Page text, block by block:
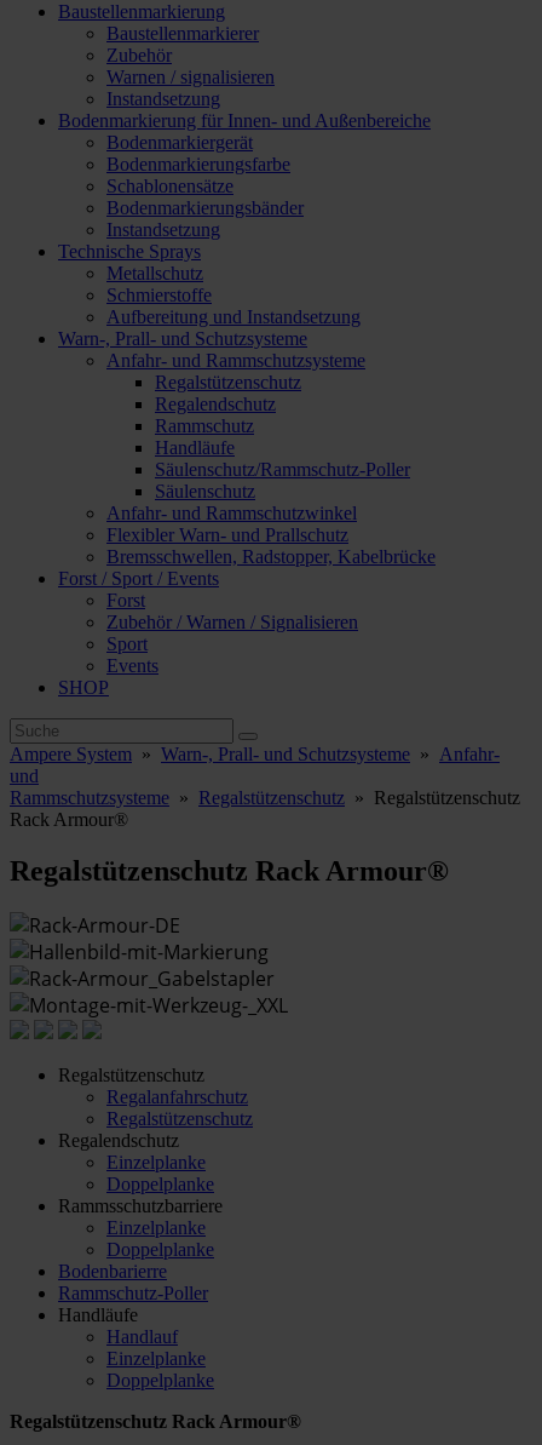
Baustellenmarkierung
Baustellenmarkierer
Zubehör
Warnen / signalisieren
Instandsetzung
Bodenmarkierung für Innen- und Außenbereiche
Bodenmarkiergerät
Bodenmarkierungsfarbe
Schablonensätze
Bodenmarkierungsbänder
Instandsetzung
Technische Sprays
Metallschutz
Schmierstoffe
Aufbereitung und Instandsetzung
Warn-, Prall- und Schutzsysteme
Anfahr- und Rammschutzsysteme
Regalstützenschutz
Regalendschutz
Rammschutz
Handläufe
Säulenschutz/Rammschutz-Poller
Säulenschutz
Anfahr- und Rammschutzwinkel
Flexibler Warn- und Prallschutz
Bremsschwellen, Radstopper, Kabelbrücke
Forst / Sport / Events
Forst
Zubehör / Warnen / Signalisieren
Sport
Events
SHOP
Ampere System » Warn-, Prall- und Schutzsysteme »
Anfahr-
und
Rammschutzsysteme » Regalstützenschutz » Regalstützenschutz
Rack Armour®
Regalstützenschutz Rack Armour®
Regalstützenschutz
Regalanfahrschutz
Regalstützenschutz
Regalendschutz
Einzelplanke
Doppelplanke
Rammsschutzbarriere
Einzelplanke
Doppelplanke
Bodenbarierre
Rammschutz-Poller
Handläufe
Handlauf
Einzelplanke
Doppelplanke
Regalstützenschutz Rack Armour®